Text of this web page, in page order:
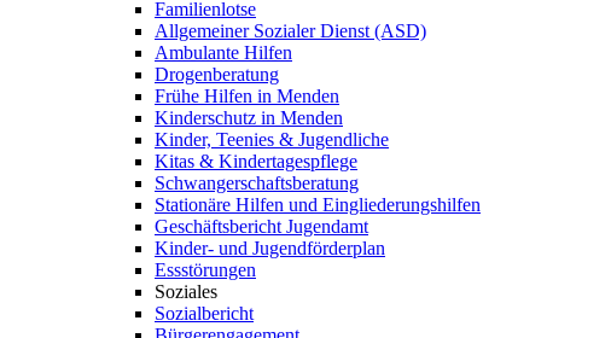
Familienlotse
Allgemeiner Sozialer Dienst (ASD)
Ambulante Hilfen
Drogenberatung
Frühe Hilfen in Menden
Kinderschutz in Menden
Kinder, Teenies & Jugendliche
Kitas & Kindertagespflege
Schwangerschaftsberatung
Stationäre Hilfen und Eingliederungshilfen
Geschäftsbericht Jugendamt
Kinder- und Jugendförderplan
Essstörungen
Soziales
Sozialbericht